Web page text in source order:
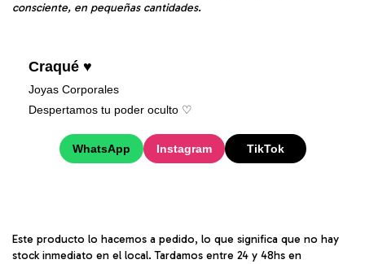
consciente, en pequeñas cantidades.
Craqué ♥
Joyas Corporales
Despertamos tu poder oculto ♡︎
WhatsApp Instagram TikTok
Este producto lo hacemos a pedido, lo que significa que no hay
stock inmediato en el local. Tardamos entre 24 y 48hs en